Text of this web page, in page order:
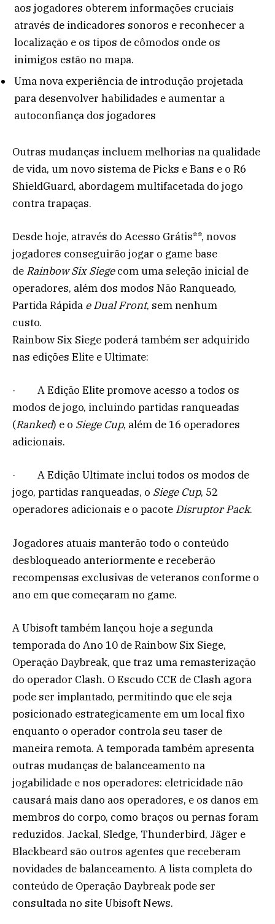
aos jogadores obterem informações cruciais
através de indicadores sonoros e reconhecer a
localização e os tipos de cômodos onde os
inimigos estão no mapa.
Uma nova experiência de introdução projetada
para desenvolver habilidades e aumentar a
autoconfiança dos jogadores
Outras mudanças incluem melhorias na qualidade
de vida, um novo sistema de Picks e Bans e o R6
ShieldGuard, abordagem multifacetada do jogo
contra trapaças.
Desde hoje, através do Acesso Grátis**, novos
jogadores conseguirão jogar o game base
de Rainbow Six Siegecom uma seleção inicial de
operadores, além dos modos Não Ranqueado,
Partida Rápida e Dual Front, sem nenhum
custo.
Rainbow Six Siege poderá também ser adquirido
nas edições Elite e Ultimate:
· A Edição Elite promove acesso a todos os
modos de jogo, incluindo partidas ranqueadas
(Ranked) e o Siege Cup, além de 16 operadores
adicionais.
· A Edição Ultimate inclui todos os modos de
jogo, partidas ranqueadas, o Siege Cup, 52
operadores adicionais e o pacote Disruptor Pack.
Jogadores atuais manterão todo o conteúdo
desbloqueado anteriormente e receberão
recompensas exclusivas de veteranos conforme o
ano em que começaram no game.
A Ubisoft também lançou hoje a segunda
temporada do Ano 10 de Rainbow Six Siege,
Operação Daybreak, que traz uma remasterização
do operador Clash. O Escudo CCE de Clash agora
pode ser implantado, permitindo que ele seja
posicionado estrategicamente em um local fixo
enquanto o operador controla seu taser de
maneira remota. A temporada também apresenta
outras mudanças de balanceamento na
jogabilidade e nos operadores: eletricidade não
causará mais dano aos operadores, e os danos em
membros do corpo, como braços ou pernas foram
reduzidos. Jackal, Sledge, Thunderbird, Jäger e
Blackbeard são outros agentes que receberam
novidades de balanceamento. A lista completa do
conteúdo de Operação Daybreak pode ser
consultada no site Ubisoft News.